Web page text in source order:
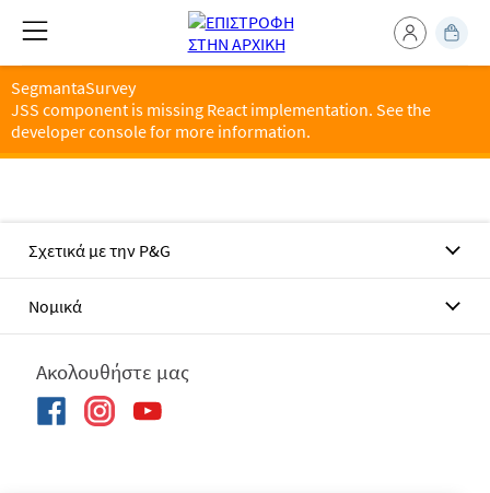
SegmantaSurvey
JSS component is missing React implementation. See the
developer console for more information.
Σχετικά με την P&G
Νομικά
Ακολουθήστε μας